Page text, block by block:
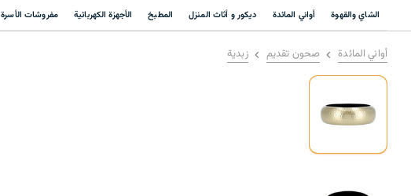
الشاي والقهوة أواني المائدة ديكور و أثاث المنزل المطبخ الأجهزة الكهربائية مفروشات الأسرة
أواني المائدة صحون تقديم زبدية